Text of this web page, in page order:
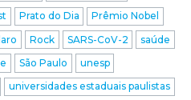
Prato do Dia
Prêmio Nobel
Rock SARS-CoV-2
saúde
São Paulo
unesp
universidades estaduais paulistas